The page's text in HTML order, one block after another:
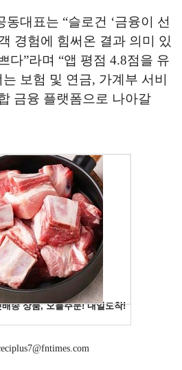
대표는 “슬로건 ‘금융이 선
경험에 힘써온 결과 의미 있
다”라며 “앱 평점 4.8점을 유
보험 및 연금, 가계부 서비
금융 플랫폼으로 나아갈